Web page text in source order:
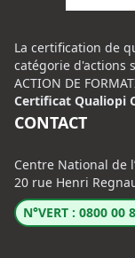
La certification de
catégorie d'actions
ACTION DE
Certificat Qualiopi
CONTACT
Centre National de
20 rue Henri
N°VERT : 0800 00